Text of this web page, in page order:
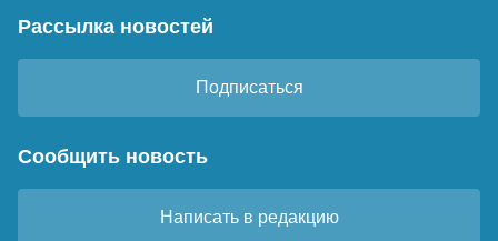
Рассылка новостей
Подписаться
Сообщить новость
Написать в редакцию